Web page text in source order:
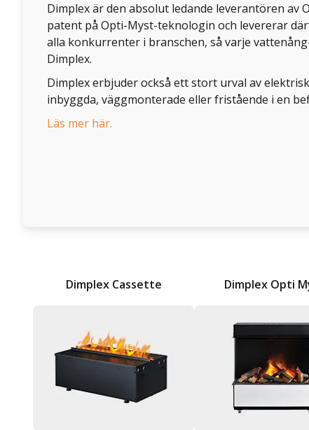
Dimplex är den absolut ledande leverantören av
patent på Opti-Myst-teknologin och levererar
alla konkurrenter i branschen, så varje
Dimplex.
Dimplex erbjuder också ett stort urval av
inbyggda, väggmonterade eller fristående i en
Läs mer här.
Dimplex Cassette Dimplex Opti